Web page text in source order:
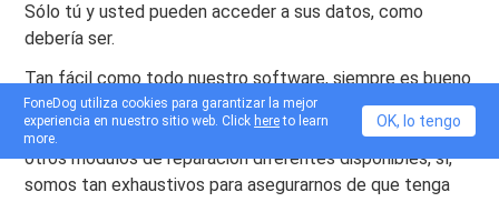
Sólo tú y usted pueden acceder a sus datos, como
debería ser.
Tan fácil como todo nuestro software, siempre es bueno
tener un programa único que haga todo de manera
eficiente. Además, es posible que haya notado varios
otros módulos de reparación diferentes disponibles, sí,
somos tan exhaustivos para asegurarnos de que tenga
FoneDog utiliza cookies para garantizar la mejor
experiencia en nuestro sitio web. Click hereto learn
more.
OK, lo tengo